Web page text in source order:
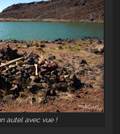
autel avec vue !